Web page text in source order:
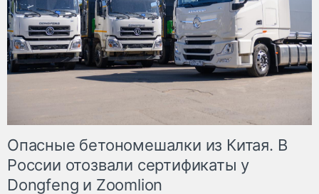
Опасные бетономешалки из Китая. В
России отозвали сертификаты у
Dongfeng и Zoomlion